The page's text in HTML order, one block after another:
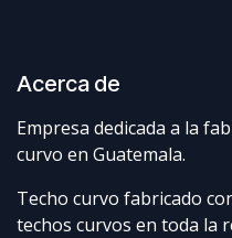
Acerca de
Empresa dedicada a la
curvo en Guatemala.
Techo curvo fabricado
techos curvos en toda la